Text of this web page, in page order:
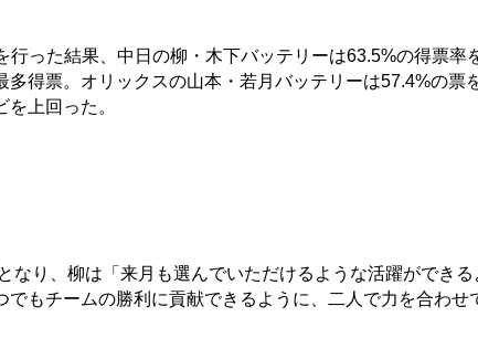
った結果、中日の柳・木下バッテリーは63.5%の得票率
得票。オリックスの山本・若月バッテリーは57.4%の票
上回った。
り、柳は「来月も選んでいただけるような活躍ができる
もチームの勝利に貢献できるように、二人で力を合わせ